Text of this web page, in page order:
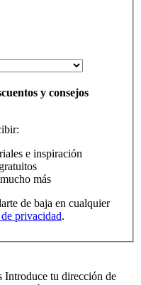
y consejos
e inspiración
más
de baja en cualquier
privacidad.
Introduce tu dirección de